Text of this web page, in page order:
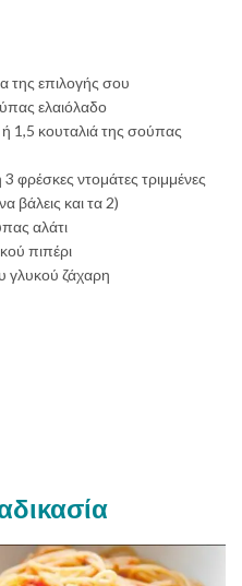
της επιλογής σου
ελαιόλαδο
1,5 κουταλιά της σούπας
φρέσκες ντομάτες τριμμένες
βάλεις και τα 2)
αλάτι
πιπέρι
γλυκού ζάχαρη